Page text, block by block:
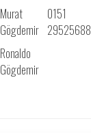
Murat
Gögdemir
0151
29525688
Ronaldo
Gögdemir